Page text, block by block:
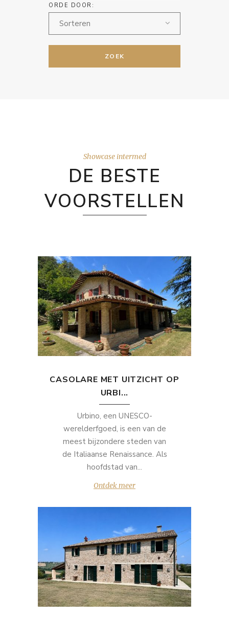
ORDE DOOR:
Sorteren
ZOEK
Showcase intermed
DE BESTE
VOORSTELLEN
CASOLARE MET UITZICHT OP
URBI...
Urbino, een UNESCO-
werelderfgoed, is een van de
meest bijzondere steden van
de Italiaanse Renaissance. Als
hoofdstad van...
Ontdek meer